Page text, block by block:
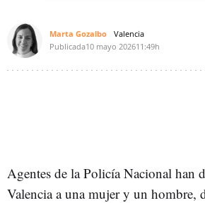
Marta Gozalbo
Valencia
Publicada10 mayo 202611:49h
Agentes de la Policía Nacional han
Valencia a una mujer y un hombre,